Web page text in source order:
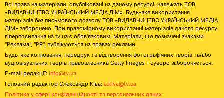
Всі права на матеріали, опубліковані на даному ресурсі, належать ТОВ
«ВИДАВНИЦТВО УКРАЇНСЬКИЙ МЕДІА ДІМ». Будь-яке використання
матеріалів без письмового дозволу ТОВ «ВИДАВНИЦТВО УКРАЇНСЬКИЙ МЕДІА
ДІМ» заборонено. При правомірному використанні матеріалів даного ресурсу
гіперпосилання на tv.ua є обов'язковим. Матеріали, що позначені знаками
"Реклама", "PR", публікуються на правах реклами.
Будь-яке копіювання, передрук та відтворення фотографічних творів та/або
аудіовізуальних творів правовласника Getty Images - суворо забороняється.
E-mail редакції: info@tv.ua
Головний редактор Олександр Ківа: a.kiva@tv.ua
Політика у сфері конфіденційності та персональних даних